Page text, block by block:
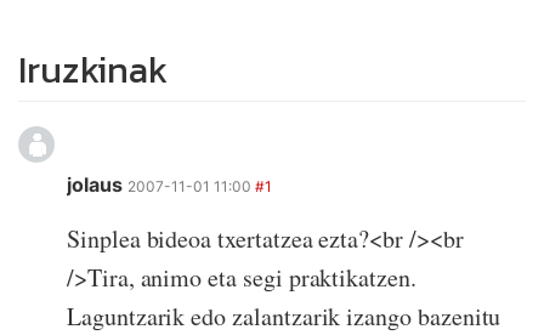
Iruzkinak
jolaus 2007-11-01 11:00 #1
Sinplea bideoa txertatzea ezta?<br /><br
/>Tira, animo eta segi praktikatzen.
Laguntzarik edo zalantzarik izango bazenitu